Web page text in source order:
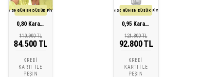
SON 30 GÜN EN DÜŞÜK FİYATI
0,80 Karat Pırlanta Baget Kolye
110.900 TL
84.500 TL
KREDI
KARTI ILE
PEŞIN
SON 30 GÜN EN DÜŞÜK FİYATI
0,95 Karat Pırlanta Baget Kolye
121.800 TL
92.800 TL
KREDI
KARTI ILE
PEŞIN